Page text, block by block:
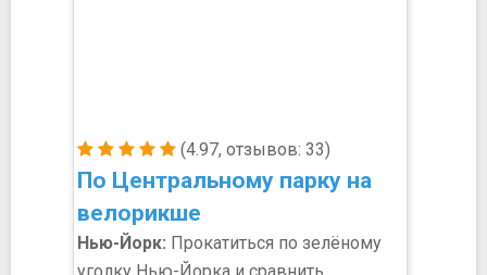
(4.97, отзывов: 33)
По Центральному парку на
велорикше
Нью-Йорк: Прокатиться по зелёному